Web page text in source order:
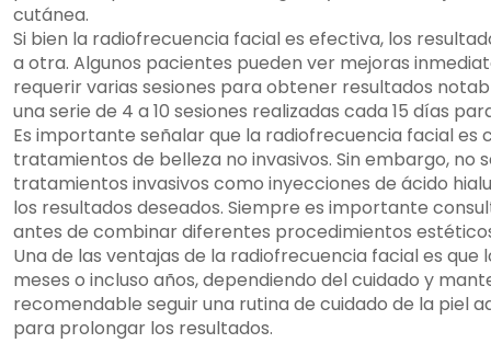
cutánea.
Si bien la radiofrecuencia facial es efectiva, los
a otra. Algunos pacientes pueden ver mejoras
requerir varias sesiones para obtener resultados
una serie de 4 a 10 sesiones realizadas cada 15 días
Es importante señalar que la radiofrecuencia facial
tratamientos de belleza no invasivos. Sin embargo,
tratamientos invasivos como inyecciones de ácido
los resultados deseados. Siempre es importante
antes de combinar diferentes procedimientos
Una de las ventajas de la radiofrecuencia facial es
meses o incluso años, dependiendo del cuidado y
recomendable seguir una rutina de cuidado de la piel
para prolongar los resultados.